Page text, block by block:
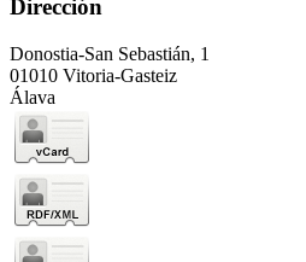
Dirección
Donostia-San Sebastián, 1
01010 Vitoria-Gasteiz
Álava